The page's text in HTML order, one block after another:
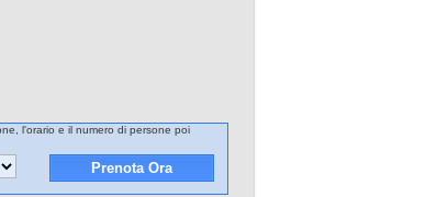
l'orario e il numero di persone poi